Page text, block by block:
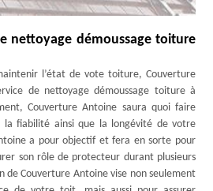
nettoyage démoussage toiture
l’état de vote toiture, Couverture
de nettoyage démoussage toiture à
Couverture Antoine saura quoi faire
la fiabilité ainsi que la longévité de votre
a pour objectif et fera en sorte pour
son rôle de protecteur durant plusieurs
de Couverture Antoine vise non seulement